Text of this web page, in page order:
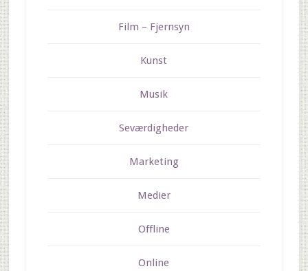
Film – Fjernsyn
Kunst
Musik
Seværdigheder
Marketing
Medier
Offline
Online